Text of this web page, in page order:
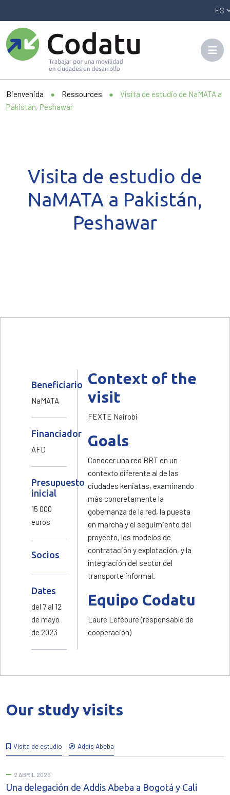
Bienvenida ● Ressources ●
Visita de estudio de NaMATA a
Pakistán, Peshawar
Visita de estudio de
NaMATA a Pakistán,
Peshawar
Beneficiario
NaMATA
Financiador
AFD
Presupuesto
inicial
15 000
euros
Socios
Dates
del 7 al 12
de mayo
de 2023
Context of the
visit
FEXTE Nairobi
Goals
Conocer una red BRT en un
contexto diferente al de las
ciudades keniatas, examinando
más concretamente la
gobernanza de la red, la puesta
en marcha y el seguimiento del
proyecto, los modelos de
contratación y explotación, y la
integración del sector del
transporte informal.
Equipo Codatu
Laure Lefébure (responsable de
cooperación)
Our study visits
Visita de estudio Addis Abeba
2 ABRIL 2025
Una delegación de Addis Abeba a Bogotá y Cali